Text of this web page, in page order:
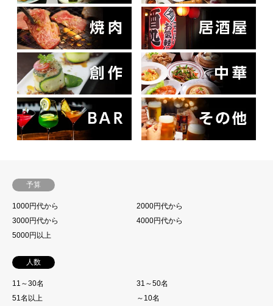
予算
1000円代から
2000円代から
3000円代から
4000円代から
5000円以上
人数
11～30名
31～50名
51名以上
～10名